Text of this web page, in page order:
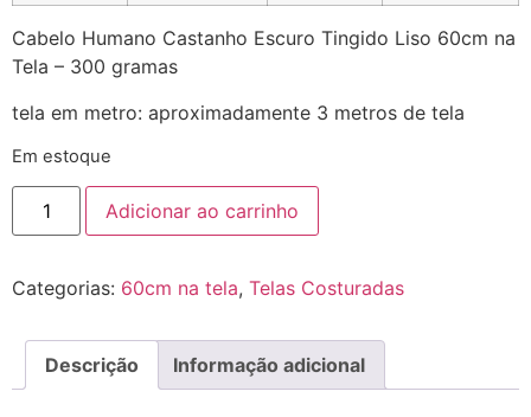
Cabelo Humano Castanho Escuro Tingido Liso 60cm na
Tela – 300 gramas
tela em metro: aproximadamente 3 metros de tela
Em estoque
Adicionar ao carrinho
Categorias: 60cm na tela, Telas Costuradas
Descrição Informação adicional